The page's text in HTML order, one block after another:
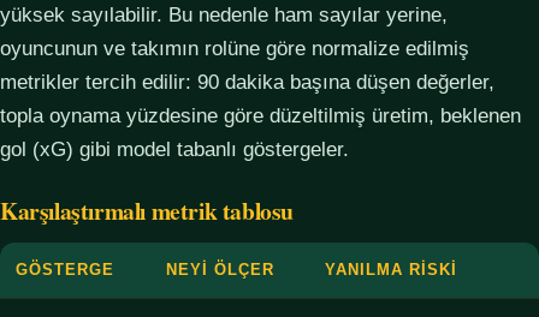
yüksek sayılabilir. Bu nedenle ham sayılar yerine,
oyuncunun ve takımın rolüne göre normalize edilmiş
metrikler tercih edilir: 90 dakika başına düşen değerler,
topla oynama yüzdesine göre düzeltilmiş üretim, beklenen
gol (xG) gibi model tabanlı göstergeler.
Karşılaştırmalı metrik tablosu
GÖSTERGE NEYI ÖLÇER YANILMA RISKI